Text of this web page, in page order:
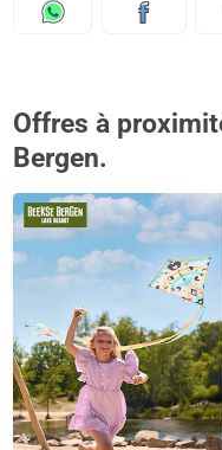
Offres à
Bergen.